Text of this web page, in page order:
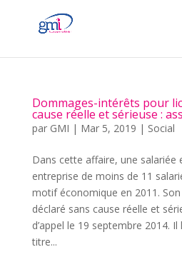
Dommages-intérêts pour
cause réelle et sérieuse :
par GMI | Mar 5, 2019 | Social
Dans cette affaire, une salariée
entreprise de moins de 11
motif économique en 2011.
déclaré sans cause réelle et
d’appel le 19 septembre 2014.
titre...